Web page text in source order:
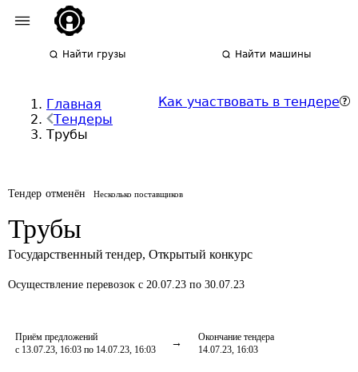
Найти грузы Найти машины
Главная
Тендеры
Трубы
Как участвовать в тендере
Тендер отменён Несколько поставщиков
Трубы
Государственный тендер, Открытый конкурс
Осуществление перевозок с 20.07.23 по 30.07.23
Приём предложений
с 13.07.23, 16:03 по 14.07.23, 16:03
Окончание тендера
14.07.23, 16:03